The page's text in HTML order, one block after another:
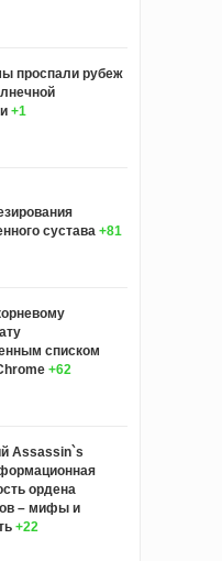
проспали рубеж
+1
сустава +81
списком
+62
Assassin`s
ордена
– мифы и
+22